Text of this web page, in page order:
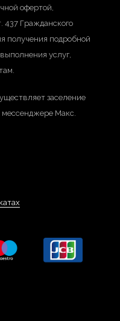
офертой,
437 Гражданского
получения подробной
услуг,
заселение
мессенджере Макс.